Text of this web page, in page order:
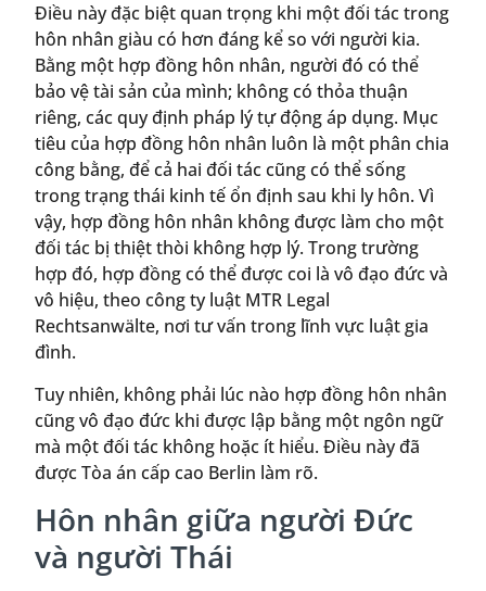
Điều này đặc biệt quan trọng khi một đối tác trong
hôn nhân giàu có hơn đáng kể so với người kia.
Bằng một hợp đồng hôn nhân, người đó có thể
bảo vệ tài sản của mình; không có thỏa thuận
riêng, các quy định pháp lý tự động áp dụng. Mục
tiêu của hợp đồng hôn nhân luôn là một phân chia
công bằng, để cả hai đối tác cũng có thể sống
trong trạng thái kinh tế ổn định sau khi ly hôn. Vì
vậy, hợp đồng hôn nhân không được làm cho một
đối tác bị thiệt thòi không hợp lý. Trong trường
hợp đó, hợp đồng có thể được coi là vô đạo đức và
vô hiệu, theo công ty luật MTR Legal
Rechtsanwälte, nơi tư vấn trong lĩnh vực luật gia
đình.
Tuy nhiên, không phải lúc nào hợp đồng hôn nhân
cũng vô đạo đức khi được lập bằng một ngôn ngữ
mà một đối tác không hoặc ít hiểu. Điều này đã
được Tòa án cấp cao Berlin làm rõ.
Hôn nhân giữa người Đức
và người Thái